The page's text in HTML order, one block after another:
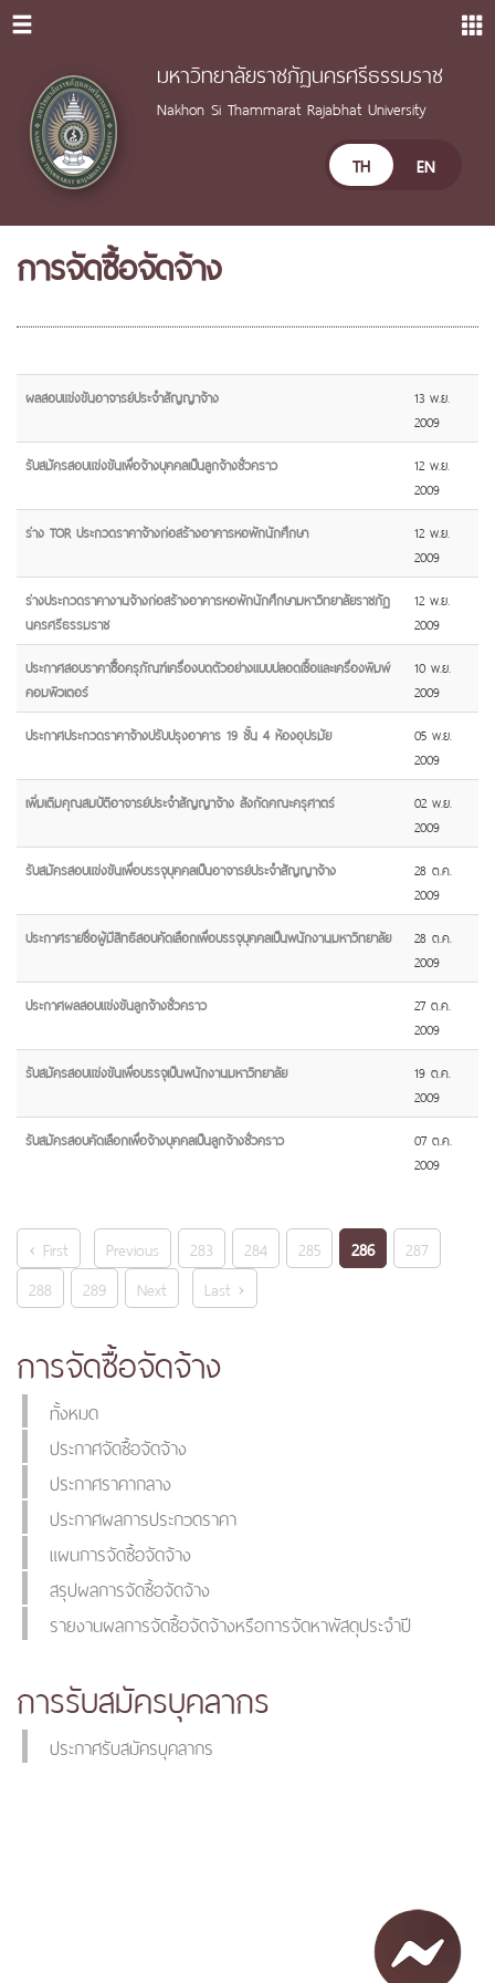
มหาวิทยาลัยราชภัฏนครศรีธรรมราช
Nakhon Si Thammarat Rajabhat University
TH EN
การจัดซื้อจัดจ้าง
ผลสอบแข่งขันอาจารย์ประจำสัญญาจ้าง
13 พ.ย.
2009
รับสมัครสอบแข่งขันเพื่อจ้างบุคคลเป็นลูกจ้างชั่วคราว
12 พ.ย.
2009
ร่าง TOR ประกวดราคาจ้างก่อสร้างอาคารหอพักนักศึกษา
12 พ.ย.
2009
ร่างประกวดราคางานจ้างก่อสร้างอาคารหอพักนักศึกษามหาวิทยาลัยราชภัฏ
นครศรีธรรมราช
12 พ.ย.
2009
ประกาศสอบราคาซื้้อครุภัณฑ์เครื่องบดตัวอย่างแบบปลอดเชื้อและเครื่องพิมพ์
คอมพิวเตอร์
10 พ.ย.
2009
ประกาศประกวดราคาจ้างปรับปรุงอาคาร 19 ชั้น 4 ห้องอุปรมัย
05 พ.ย.
2009
เพิ่มเติมคุณสมบัติอาจารย์ประจำสัญญาจ้าง สังกัดคณะครุศาตร์
02 พ.ย.
2009
รับสมัครสอบแข่งขันเพื่อบรรจุบุคคลเป็นอาจารย์ประจำสัญญาจ้าง
28 ต.ค.
2009
ประกาศรายชื่อผู้มีสิทธิสอบคัดเลือกเพื่อบรรจุบุคคลเป็นพนักงานมหาวิทยาลัย
28 ต.ค.
2009
ประกาศผลสอบแข่งขันลูกจ้างชั่วคราว
27 ต.ค.
2009
รับสมัครสอบแข่งขันเพื่อบรรจุเป็นพนักงานมหาวิทยาลัย
19 ต.ค.
2009
รับสมัครสอบคัดเลือกเพื่อจ้างบุคคลเป็นลูกจ้างชั่วคราว
07 ต.ค.
2009
‹ First Previous 283 284 285 286
287
288
289 Next Last ›
การจัดซื้อจัดจ้าง
ทั้งหมด
ประกาศจัดซื้อจัดจ้าง
ประกาศราคากลาง
ประกาศผลการประกวดราคา
แผนการจัดซื้อจัดจ้าง
สรุปผลการจัดซื้อจัดจ้าง
รายงานผลการจัดซื้อจัดจ้างหรือการจัดหาพัสดุประจำปี
การรับสมัครบุคลากร
ประกาศรับสมัครบุคลากร